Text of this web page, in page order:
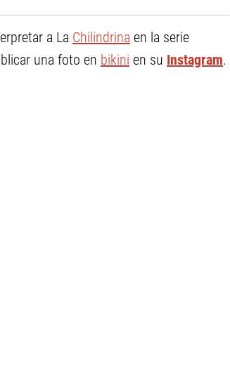
a La Chilindrina en la serie
una foto en bikini en su Instagram.